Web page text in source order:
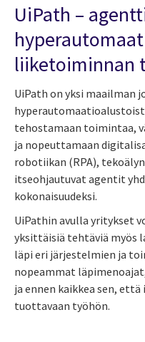
UiPath –
liiketoiminnan
UiPath on yksi maailman
tehostamaan toimintaa,
ja nopeuttamaan
robotiikan (RPA),
itseohjautuvat agentit
kokonaisuudeksi.
UiPathin avulla yritykset
yksittäisiä tehtäviä myös
läpi eri järjestelmien ja
nopeammat
ja ennen kaikkea sen,
tuottavaan työhön.